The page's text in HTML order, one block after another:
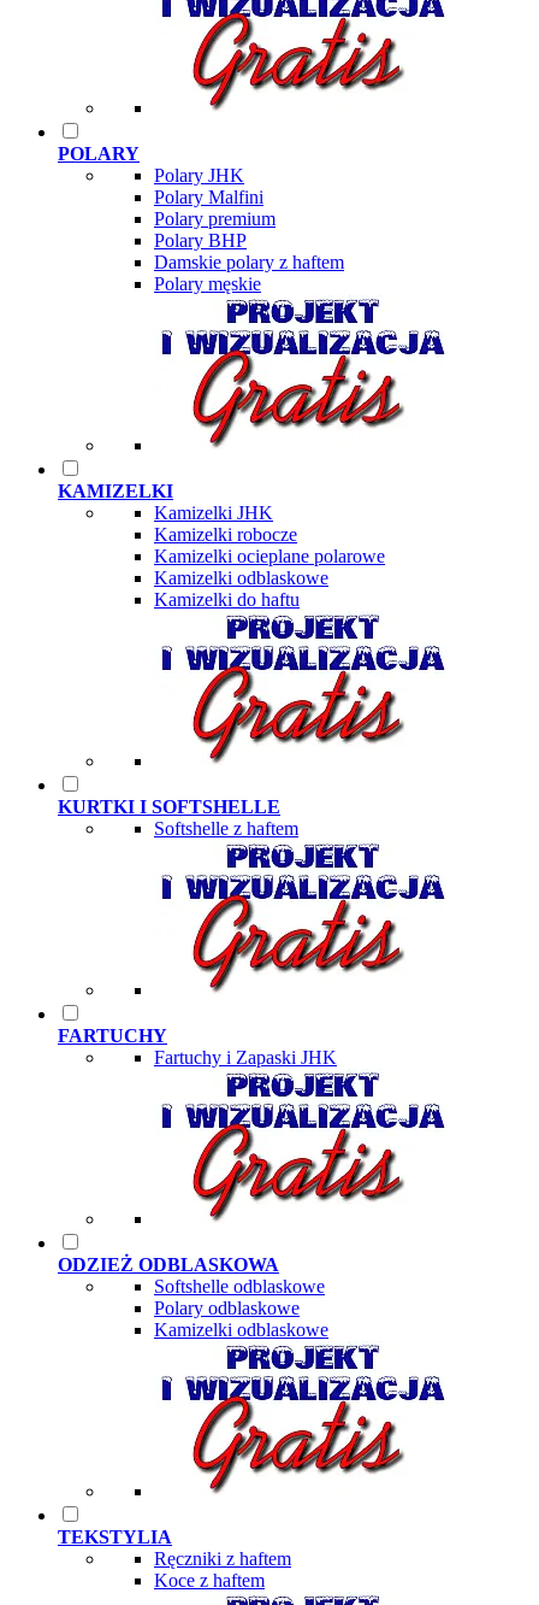
POLARY
Polary JHK
Polary Malfini
Polary premium
Polary BHP
Damskie polary z haftem
Polary męskie
KAMIZELKI
Kamizelki JHK
Kamizelki robocze
Kamizelki ocieplane polarowe
Kamizelki odblaskowe
Kamizelki do haftu
KURTKI I SOFTSHELLE
Softshelle z haftem
FARTUCHY
Fartuchy i Zapaski JHK
ODZIEŻ ODBLASKOWA
Softshelle odblaskowe
Polary odblaskowe
Kamizelki odblaskowe
TEKSTYLIA
Ręczniki z haftem
Koce z haftem